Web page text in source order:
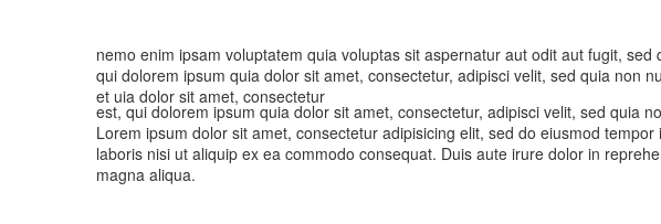
nemo enim ipsam voluptatem quia voluptas sit aspernatur aut odit aut fugit,
qui dolorem ipsum quia dolor sit amet, consectetur, adipisci velit, sed quia non
et uia dolor sit amet, consectetur
est, qui dolorem ipsum quia dolor sit amet, consectetur, adipisci velit, sed quia
Lorem ipsum dolor sit amet, consectetur adipisicing elit, sed do eiusmod
laboris nisi ut aliquip ex ea commodo consequat. Duis aute irure dolor in
magna aliqua.